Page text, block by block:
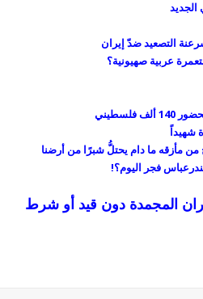
الجديد
التصعيد ضدّ إيران
عربية صهيونية؟
شهيداً
من مأزقه ما دام يحتلُّ شبرًا من أرضنا
فجر اليوم؟!
المجمدة دون قيد أو شرط